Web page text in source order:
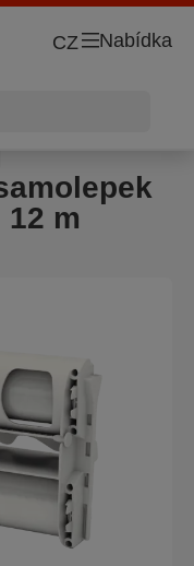
Nabídka
CZ
m